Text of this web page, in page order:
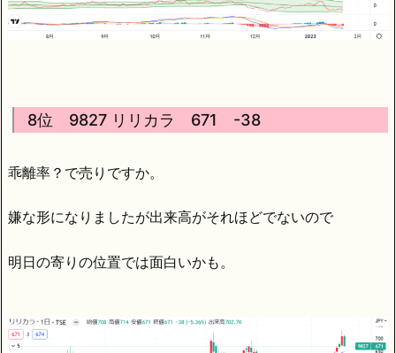
8位 9827 リリカラ 671 -38
乖離率？で売りですか。
嫌な形になりましたが出来高がそれほどでないので
明日の寄りの位置では面白いかも。